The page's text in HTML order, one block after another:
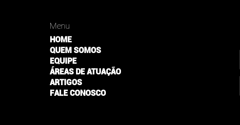
Menu
HOME
QUEM SOMOS
EQUIPE
ÁREAS DE ATUAÇÃO
ARTIGOS
FALE CONOSCO